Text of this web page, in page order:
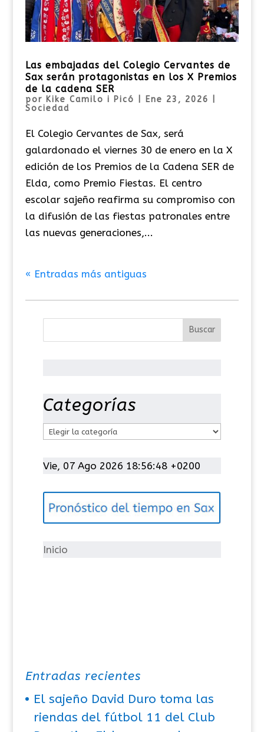
Las embajadas del Colegio Cervantes de
Sax serán protagonistas en los X Premios
de la cadena SER
por Kike Camilo i Picó Ene 23, 2026
Sociedad
El Colegio Cervantes de Sax, será
galardonado el viernes 30 de enero en la X
edición de los Premios de la Cadena SER de
Elda, como Premio Fiestas. El centro
escolar sajeño reafirma su compromiso con
la difusión de las fiestas patronales entre
las nuevas generaciones,...
« Entradas más antiguas
Categorías
t
g
í
Vie, 07 Ago 2026 18:56:48 +0200
Inicio
Entradas recientes
El sajeño David Duro toma las
riendas del fútbol 11 del Club